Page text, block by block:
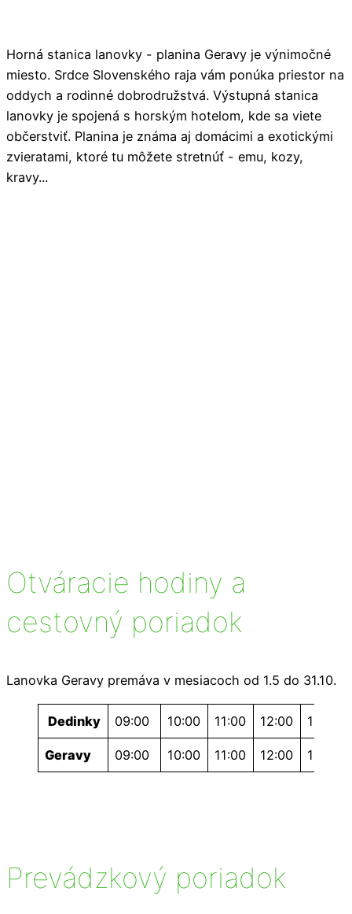
Horná stanica lanovky - planina Geravy je výnimočné
miesto. Srdce Slovenského raja vám ponúka priestor na
oddych a rodinné dobrodružstvá. Výstupná stanica
lanovky je spojená s horským hotelom, kde sa viete
občerstviť. Planina je známa aj domácimi a exotickými
zvieratami, ktoré tu môžete stretnúť - emu, kozy,
kravy...
Otváracie hodiny a
cestovný poriadok
Lanovka Geravy premáva v mesiacoch od 1.5 do 31.10.
Dedinky 09:00 10:00 11:00 12:00 13:00
Geravy 09:00 10:00 11:00 12:00 13:00
Prevádzkový poriadok